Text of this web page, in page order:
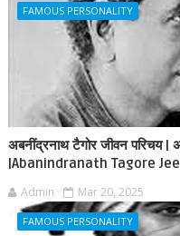
FAMOUS PERSONALITY
अबनींद्रनाथ टैगोर जीवन परिचय |
|Abanindranath Tagore
Admin Mar 20, 2025
FAMOUS PERSONALITY